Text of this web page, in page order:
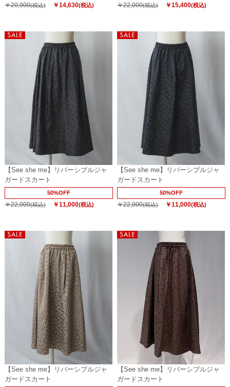
￥20,900(税込) ￥14,630(税込) ￥22,000(税込) ￥15,400(税込)
【See she me】リバーシブルジャ
ガードスカート
50%OFF
￥22,000(税込) ￥11,000(税込)
【See she me】リバーシブルジャ
ガードスカート
50%OFF
￥22,000(税込) ￥11,000(税込)
【See she me】リバーシブルジャ
ガードスカート
【See she me】リバーシブルジャ
ガードスカート